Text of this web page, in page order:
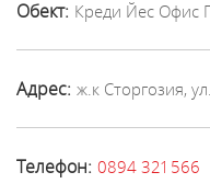
Обект: Креди Йес Офис
Адрес: ж.к Сторгозия,
Телефон: 0894 321 566